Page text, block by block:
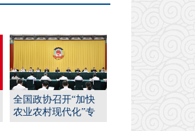
全国政协召开“加快
农业农村现代化”专